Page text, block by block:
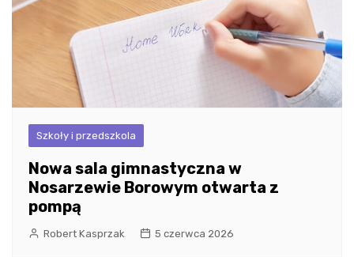
Szkoły i przedszkola
Nowa sala gimnastyczna w
Nosarzewie Borowym otwarta z
pompą
Robert Kasprzak 5 czerwca 2026